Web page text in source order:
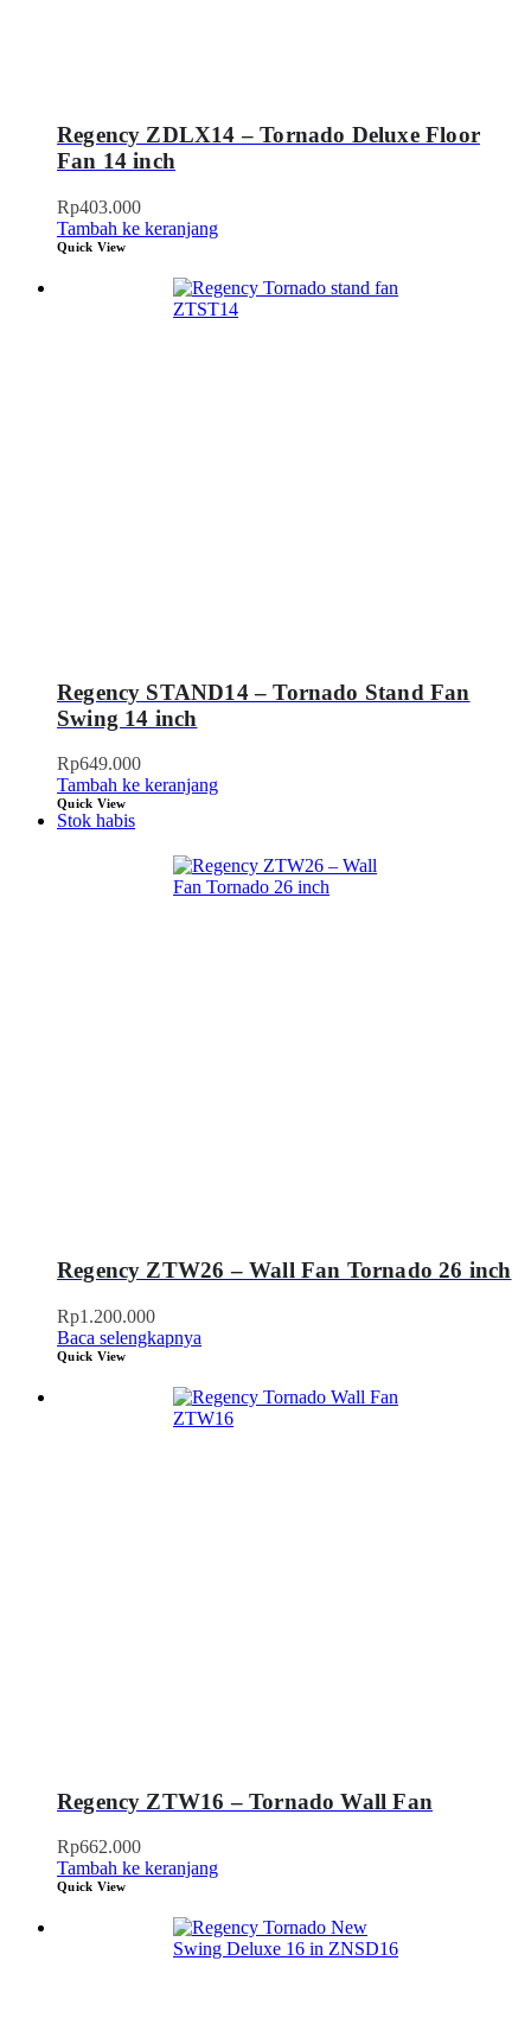
Regency ZDLX14 – Tornado Deluxe Floor
Fan 14 inch
Rp403.000
Tambah ke keranjang
Quick View
Regency STAND14 – Tornado Stand Fan
Swing 14 inch
Rp649.000
Tambah ke keranjang
Quick View
Stok habis
Regency ZTW26 – Wall Fan Tornado 26 inch
Rp1.200.000
Baca selengkapnya
Quick View
Regency ZTW16 – Tornado Wall Fan
Rp662.000
Tambah ke keranjang
Quick View